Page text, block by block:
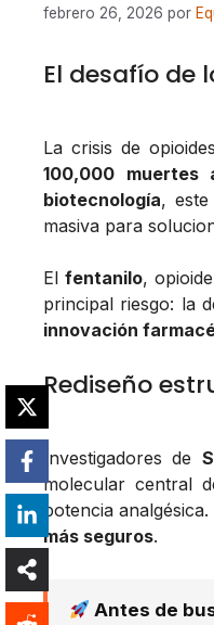
febrero 26, 2026 por
El desafío de
La crisis de
100,000 muertes
biotecnología,
masiva para
Elfentanilo,
principal riesgo: la
innovación
Rediseño
Investigadores de
molecular central
potencia
más seguros.
Antes de